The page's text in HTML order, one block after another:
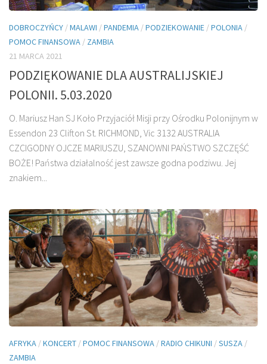
DOBROCZYŃCY /MALAWI /PANDEMIA /PODZIEKOWANIE /POLONIA /
POMOC FINANSOWA / ZAMBIA
21 MARCA 2021
PODZIĘKOWANIE DLA AUSTRALIJSKIEJ
POLONII. 5.03.2020
O. Mariusz Han SJ Koło Przyjaciół Misji przy Ośrodku Polonijnym w
Essendon 23 Clifton St. RICHMOND, Vic 3132 AUSTRALIA
CZCIGODNY OJCZE MARIUSZU, SZANOWNI PAŃSTWO SZCZĘŚĆ
BOŻE! Państwa działalność jest zawsze godna podziwu. Jej
znakiem...
AFRYKA /KONCERT /POMOC FINANSOWA /RADIO CHIKUNI /SUSZA /
ZAMBIA